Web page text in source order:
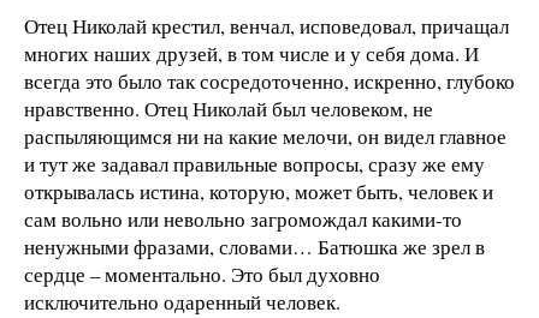
Отец Николай крестил, венчал, исповедовал, причащал
многих наших друзей, в том числе и у себя дома. И
всегда это было так сосредоточенно, искренно, глубоко
нравственно. Отец Николай был человеком, не
распыляющимся ни на какие мелочи, он видел главное
и тут же задавал правильные вопросы, сразу же ему
открывалась истина, которую, может быть, человек и
сам вольно или невольно загромождал какими-то
ненужными фразами, словами… Батюшка же зрел в
сердце – моментально. Это был духовно
исключительно одаренный человек.